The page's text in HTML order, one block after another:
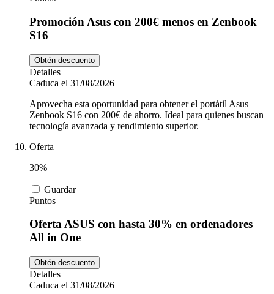
Promoción Asus con 200€ menos en Zenbook
S16
Obtén descuento
Detalles
Caduca el 31/08/2026
Aprovecha esta oportunidad para obtener el portátil Asus
Zenbook S16 con 200€ de ahorro. Ideal para quienes buscan
tecnología avanzada y rendimiento superior.
Oferta
30%
Guardar
Puntos
Oferta ASUS con hasta 30% en ordenadores
All in One
Obtén descuento
Detalles
Caduca el 31/08/2026